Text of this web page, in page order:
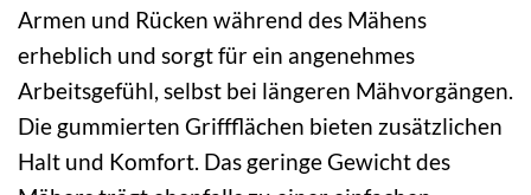
Armen und Rücken während des Mähens
erheblich und sorgt für ein angenehmes
Arbeitsgefühl, selbst bei längeren Mähvorgängen.
Die gummierten Griffflächen bieten zusätzlichen
Halt und Komfort. Das geringe Gewicht des